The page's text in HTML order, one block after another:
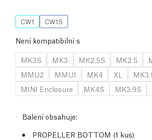
CW1 CW1S
Není kompatibilní s
MK3S
MK3 MK2.5S MK2.5
MMU2
MMU1 MK4 XL
MINI Enclosure
MK4S MK3.9S
Balení obsahuje:
PROPELLER BOTTOM (1 kus)